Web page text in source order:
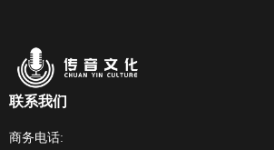
联系我们
商务电话: